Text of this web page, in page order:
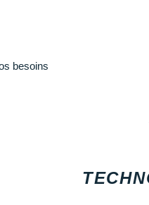
besoins